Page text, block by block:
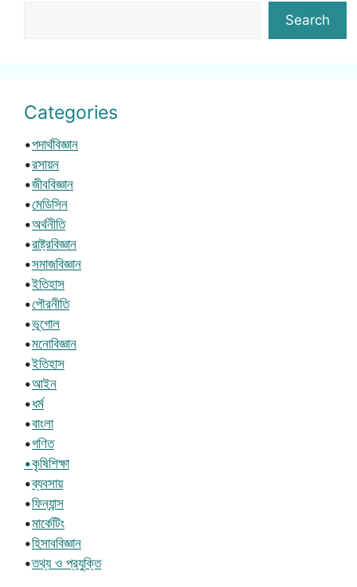
Search
Categories
•পদার্থবিজ্ঞান
•রসায়ন
•জীববিজ্ঞান
•মেডিসিন
•অর্থনীতি
•রাষ্ট্রবিজ্ঞান
•সমাজবিজ্ঞান
•ইতিহাস
•পৌরনীতি
•ভূগোল
•মনোবিজ্ঞান
•ইতিহাস
•আইন
•ধর্ম
•বাংলা
•গণিত
•কৃষিশিক্ষা
•ব্যবসায়
•ফিন্যান্স
•মার্কেটিং
•হিসাববিজ্ঞান
•তথ্য ও প্রযুক্তি